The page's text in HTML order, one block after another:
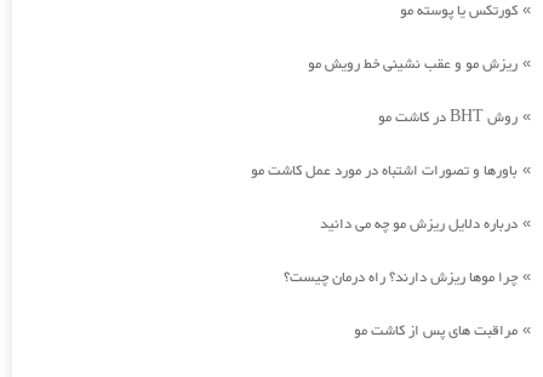
» کورتکس یا پوسته مو
» ریزش مو و عقب نشینی خط رویش مو
» روش BHT در کاشت مو
» باورها و تصورات اشتباه در مورد عمل کاشت مو
» درباره دلایل ریزش مو چه می دانید
» چرا موها ریزش دارند؟ راه درمان چیست؟
» مراقبت های پس از کاشت مو